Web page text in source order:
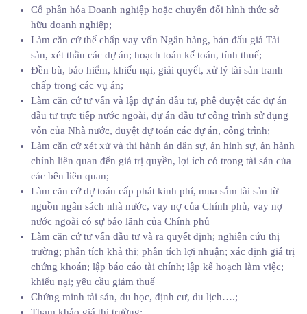
Cổ phần hóa Doanh nghiệp hoặc chuyển đổi hình thức sở
hữu doanh nghiệp;
Làm căn cứ thế chấp vay vốn Ngân hàng, bán đấu giá Tài
sản, xét thầu các dự án; hoạch toán kế toán, tính thuế;
Đền bù, bảo hiểm, khiếu nại, giải quyết, xử lý tài sản tranh
chấp trong các vụ án;
Làm căn cứ tư vấn và lập dự án đầu tư, phê duyệt các dự án
đầu tư trực tiếp nước ngoài, dự án đầu tư công trình sử dụng
vốn của Nhà nước, duyệt dự toán các dự án, công trình;
Làm căn cứ xét xử và thi hành án dân sự, án hình sự, án hành
chính liên quan đến giá trị quyền, lợi ích có trong tài sản của
các bên liên quan;
Làm căn cứ dự toán cấp phát kinh phí, mua sắm tài sản từ
nguồn ngân sách nhà nước, vay nợ của Chính phủ, vay nợ
nước ngoài có sự bảo lãnh của Chính phủ
Làm căn cứ tư vấn đầu tư và ra quyết định; nghiên cứu thị
trường; phân tích khả thi; phân tích lợi nhuận; xác định giá trị
chứng khoán; lập báo cáo tài chính; lập kế hoạch làm việc;
khiếu nại; yêu cầu giảm thuế
Chứng minh tài sản, du học, định cư, du lịch….;